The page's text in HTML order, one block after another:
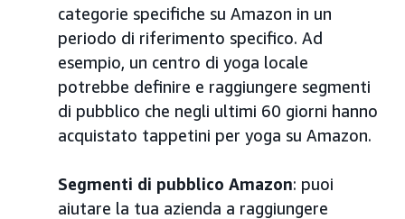
categorie specifiche su Amazon in un
periodo di riferimento specifico. Ad
esempio, un centro di yoga locale
potrebbe definire e raggiungere segmenti
di pubblico che negli ultimi 60 giorni hanno
acquistato tappetini per yoga su Amazon.
Segmenti di pubblico Amazon: puoi
aiutare la tua azienda a raggiungere